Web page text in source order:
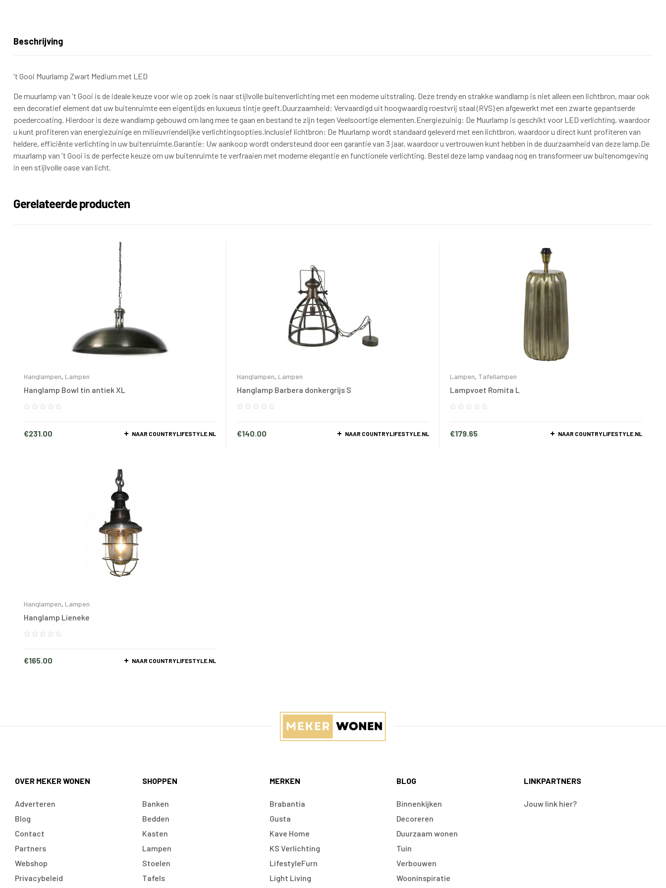
Beschrijving
't Gooi Muurlamp Zwart Medium met LED
De muurlamp van 't Gooi is de ideale keuze voor wie op zoek is naar stijlvolle buitenverlichting met een moderne uitstraling. Deze trendy en strakke wandlamp is niet alleen een lichtbron, maar ook
een decoratief element dat uw buitenruimte een eigentijds en luxueus tintje geeft.Duurzaamheid: Vervaardigd uit hoogwaardig roestvrij staal (RVS) en afgewerkt met een zwarte gepantserde
poedercoating. Hierdoor is deze wandlamp gebouwd om lang mee te gaan en bestand te zijn tegen Veelsoortige elementen.Energiezuinig: De Muurlamp is geschikt voor LED verlichting, waardoor
u kunt profiteren van energiezuinige en milieuvriendelijke verlichtingsopties.Inclusief lichtbron: De Muurlamp wordt standaard geleverd met een lichtbron, waardoor u direct kunt profiteren van
heldere, efficiënte verlichting in uw buitenruimte.Garantie: Uw aankoop wordt ondersteund door een garantie van 3 jaar, waardoor u vertrouwen kunt hebben in de duurzaamheid van deze lamp.De
muurlamp van 't Gooi is de perfecte keuze om uw buitenruimte te verfraaien met moderne elegantie en functionele verlichting. Bestel deze lamp vandaag nog en transformeer uw buitenomgeving
in een stijlvolle oase van licht.
Gerelateerde producten
Hanglampen, Lampen
Hanglamp Bowl tin antiek XL
€231.00 NAAR COUNTRYLIFESTYLE.NL
Hanglampen, Lampen
Hanglamp Barbera donkergrijs S
€140.00 NAAR COUNTRYLIFESTYLE.NL
Lampen, Tafellampen
Lampvoet Romita L
€179.65 NAAR COUNTRYLIFESTYLE.NL
Hanglampen, Lampen
Hanglamp Lieneke
€165.00 NAAR COUNTRYLIFESTYLE.NL
OVER MEKER WONEN
Adverteren
Blog
Contact
Partners
Webshop
Privacybeleid
SHOPPEN
Banken
Bedden
Kasten
Lampen
Stoelen
Tafels
MERKEN
Brabantia
Gusta
Kave Home
KS Verlichting
LifestyleFurn
Light Living
BLOG
Binnenkijken
Decoreren
Duurzaam wonen
Tuin
Verbouwen
Wooninspiratie
LINKPARTNERS
Jouw link hier?